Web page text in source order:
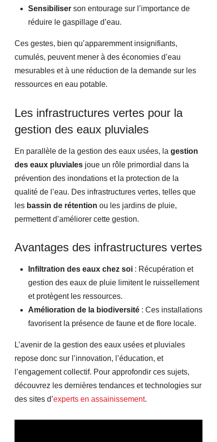
Sensibiliser son entourage sur l’importance de
réduire le gaspillage d’eau.
Ces gestes, bien qu’apparemment insignifiants,
cumulés, peuvent mener à des économies d’eau
mesurables et à une réduction de la demande sur les
ressources en eau potable.
Les infrastructures vertes pour la
gestion des eaux pluviales
En parallèle de la gestion des eaux usées, la gestion
des eaux pluviales joue un rôle primordial dans la
prévention des inondations et la protection de la
qualité de l’eau. Des infrastructures vertes, telles que
les bassin de rétention ou les jardins de pluie,
permettent d’améliorer cette gestion.
Avantages des infrastructures vertes
Infiltration des eaux chez soi : Récupération et
gestion des eaux de pluie limitent le ruissellement
et protègent les ressources.
Amélioration de la biodiversité : Ces installations
favorisent la présence de faune et de flore locale.
L’avenir de la gestion des eaux usées et pluviales
repose donc sur l’innovation, l’éducation, et
l’engagement collectif. Pour approfondir ces sujets,
découvrez les dernières tendances et technologies sur
des sites d’experts en assainissement.